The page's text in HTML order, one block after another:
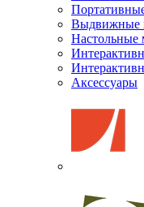
Выдвижные
Настольные
Аксессуары